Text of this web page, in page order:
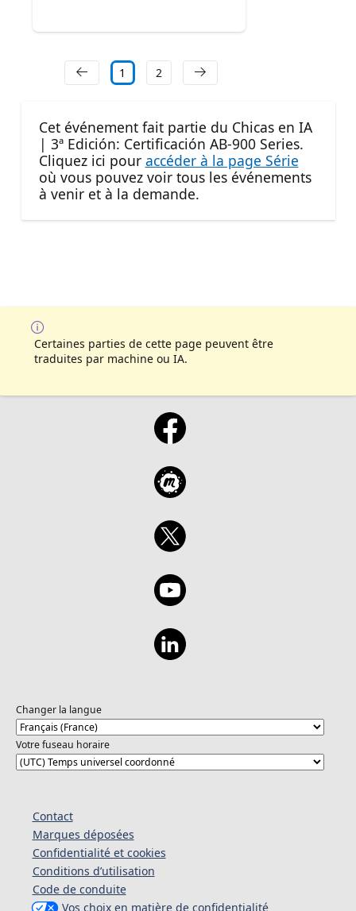
1 2
Cet événement fait partie du Chicas en IA
| 3ª Edición: Certificación AB-900 Series.
Cliquez ici pour accéder à la page Série
où vous pouvez voir tous les événements
à venir et à la demande.
Certaines parties de cette page peuvent être
traduites par machine ou IA.
Changer la langue
Votre fuseau horaire
Contact
Marques déposées
Confidentialité et cookies
Conditions d’utilisation
Code de conduite
Vos choix en matière de confidentialité